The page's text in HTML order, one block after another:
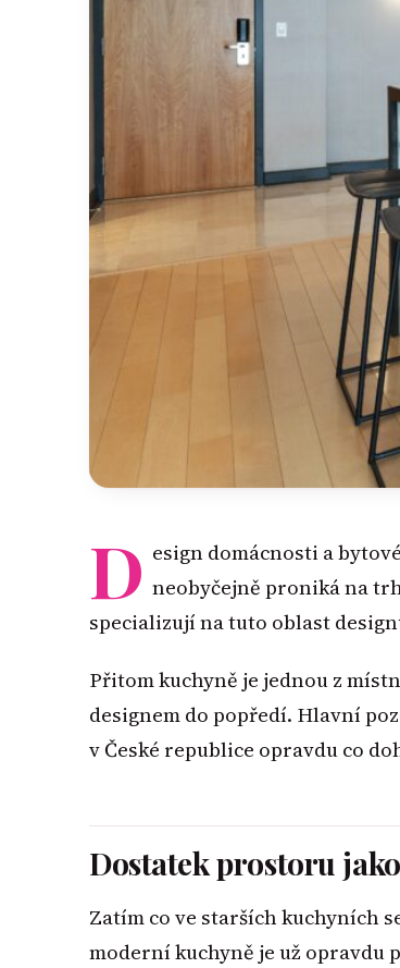
D esign domácnosti a
neobyčejně proniká na
specializují na tuto oblast
Přitom kuchyně je jednou z
designem do popředí. Hlavní
v České republice opravdu co
Dostatek prostoru
Zatím co ve starších kuchyních
moderní kuchyně je už opravdu